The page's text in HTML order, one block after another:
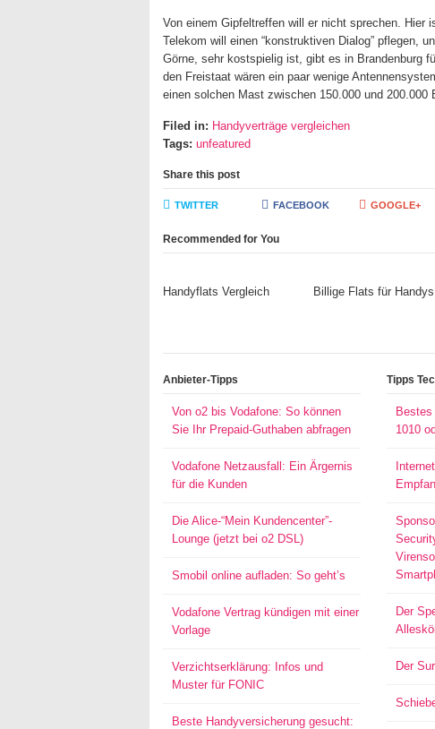
Von einem Gipfeltreffen will er nicht sprechen. Hier
Telekom will einen “konstruktiven Dialog” pflegen,
Görne, sehr kostspielig ist, gibt es in Brandenburg
den Freistaat wären ein paar wenige
einen solchen Mast zwischen 150.000 und 200.000
Filed in: Handyverträge vergleichen
Tags: unfeatured
Share this post
TWITTER FACEBOOK GOOGLE+
Recommended for You
Handyflats Vergleich Billige Flats für Handys
Anbieter-Tipps
Von o2 bis Vodafone: So können
Sie Ihr Prepaid-Guthaben abfragen
Vodafone Netzausfall: Ein Ärgernis
für die Kunden
Die Alice-“Mein Kundencenter”-
Lounge (jetzt bei o2 DSL)
Smobil online aufladen: So geht’s
Vodafone Vertrag kündigen mit einer
Vorlage
Verzichtserklärung: Infos und
Muster für FONIC
Beste Handyversicherung gesucht:
Tipps
1010
Der
Der